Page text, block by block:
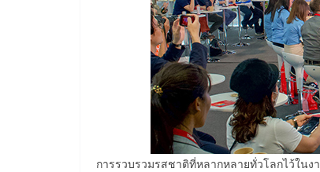
การรวบรวมรสชาติที่หลากหลายทั่วโลกไว้ในง